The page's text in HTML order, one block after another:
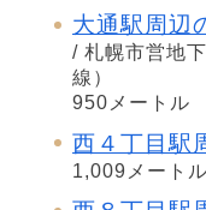
大通駅周辺
/ 札幌市営地
線）
950メートル
西４丁目駅
1,009メートル